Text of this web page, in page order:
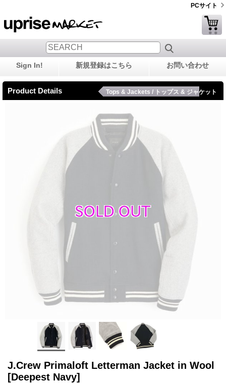
PCサイト
Sign In! 新規登録はこちら お問い合わせ
Product Details Tops & Jackets / トップス & ジャケット
J.Crew Primaloft Letterman Jacket in Wool
[Deepest Navy]